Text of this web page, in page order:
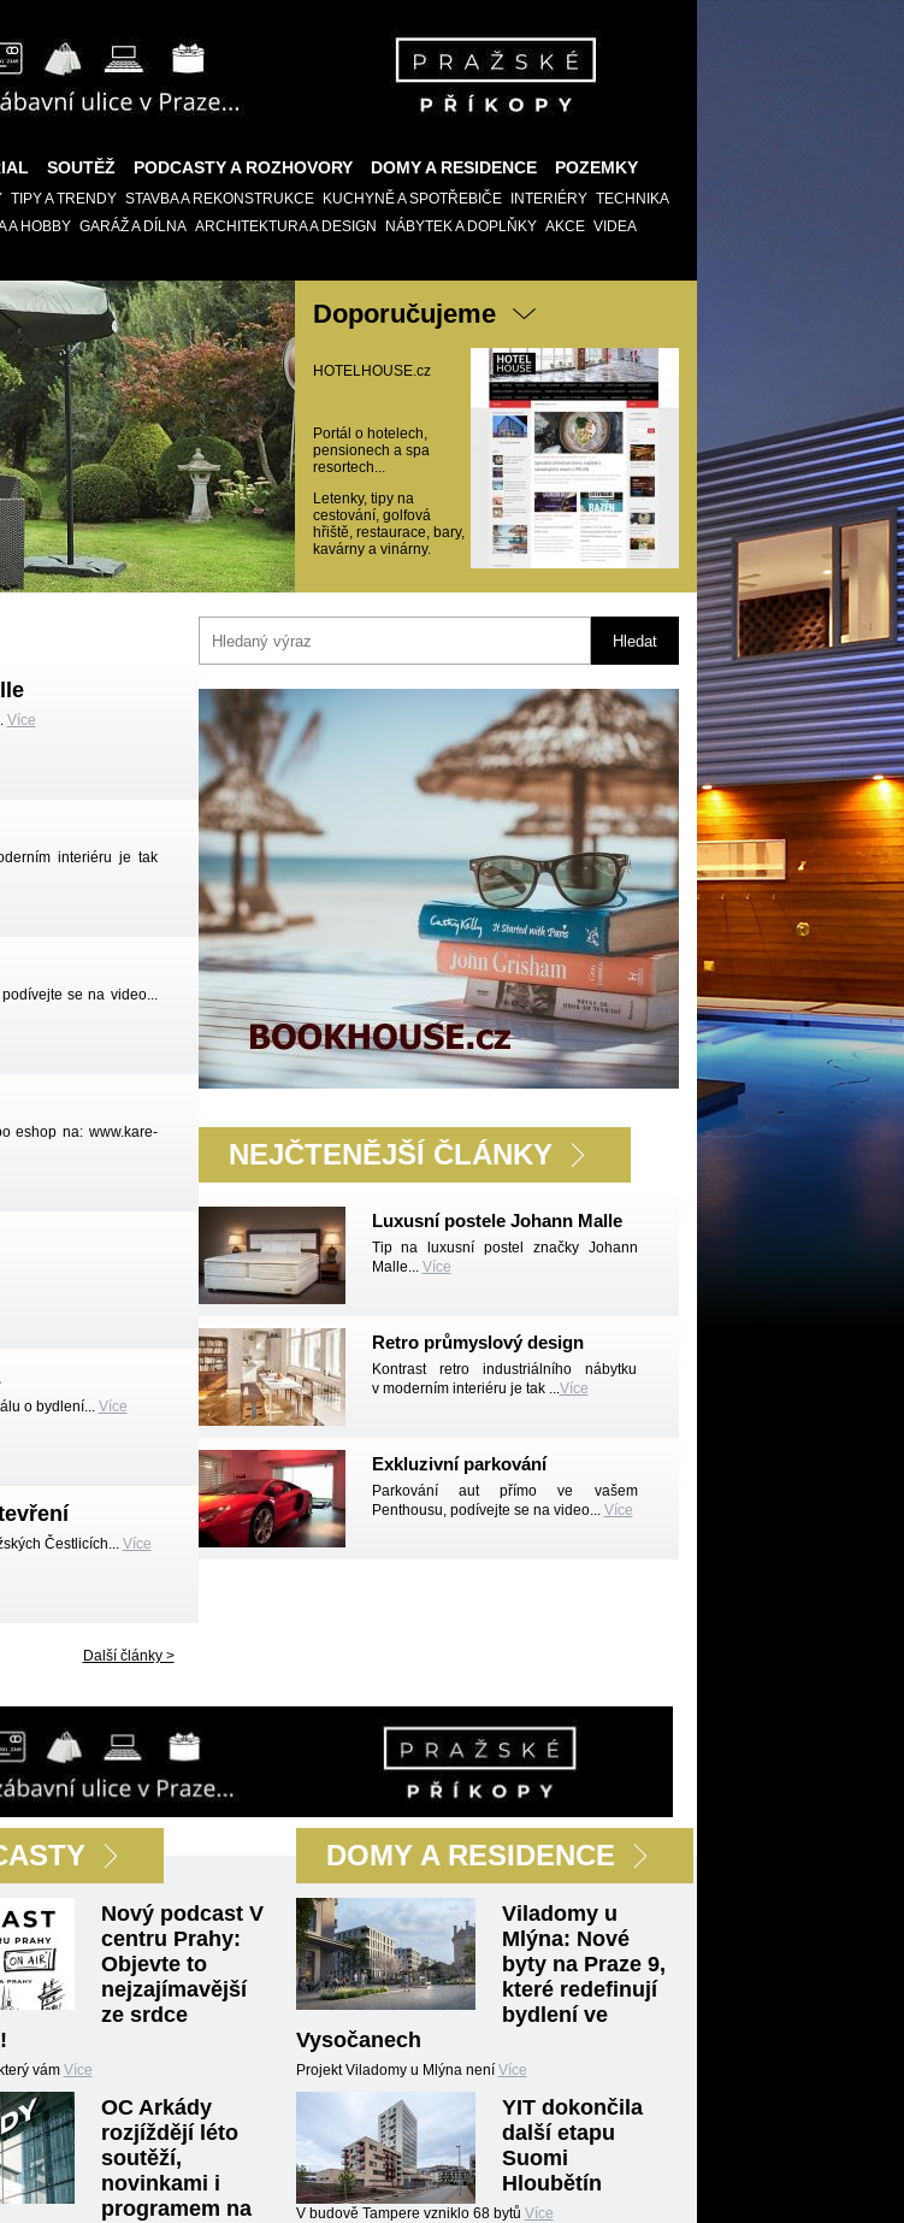
SOUTĚŽ PODCASTY A ROZHOVORY DOMY A RESIDENCE POZEMKY
TIPY A TRENDY STAVBA A REKONSTRUKCE KUCHYNĚ A SPOTŘEBIČE INTERIÉRY TECHNIKA
A HOBBY GARÁŽ A DÍLNA ARCHITEKTURA A DESIGN NÁBYTEK A DOPLŇKY AKCE VIDEA
Doporučujeme
HOTELHOUSE.cz
Portál o hotelech,
pensionech a spa
resortech...
Letenky, tipy na
cestování, golfová
hřiště, restaurace, bary,
kavárny a vinárny.
Více
interiéru je tak
se na video...
eshop na: www.kare-
o bydlení... Více
Čestlicích... Více
Další články >
NEJČTENĚJŠÍ ČLÁNKY
Luxusní postele Johann Malle
Tip na luxusní postel značky Johann
Malle... Více
Retro průmyslový design
Kontrast retro industriálního nábytku
v moderním interiéru je tak ...Více
Exkluzivní parkování
Parkování aut přímo ve vašem
Penthousu, podívejte se na video... Více
Nový podcast V
centru Prahy:
Objevte to
nejzajímavější
ze srdce
vám Více
OC Arkády
rozjíždějí léto
soutěží,
novinkami i
programem na
DOMY A RESIDENCE
Viladomy u
Mlýna: Nové
byty na Praze 9,
které redefinují
bydlení ve
Vysočanech
Projekt Viladomy u Mlýna není Více
YIT dokončila
další etapu
Suomi
Hloubětín
V budově Tampere vzniklo 68 bytů Více